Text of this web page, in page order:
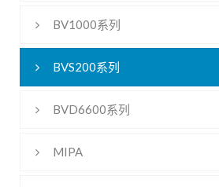
BV1000系列
BVS200系列
BVD6600系列
MIPA